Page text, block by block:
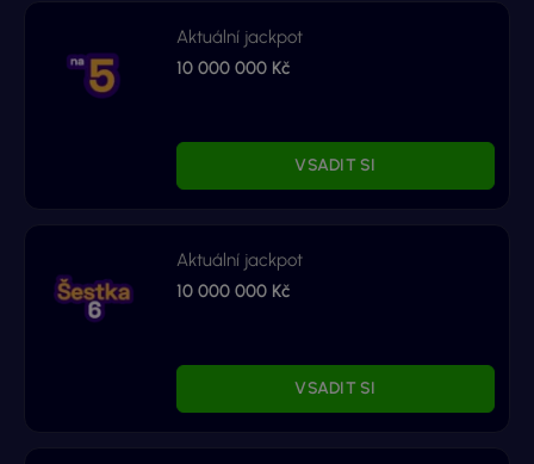
Aktuální jackpot
10 000 000 Kč
VSADIT SI
Aktuální jackpot
10 000 000 Kč
VSADIT SI